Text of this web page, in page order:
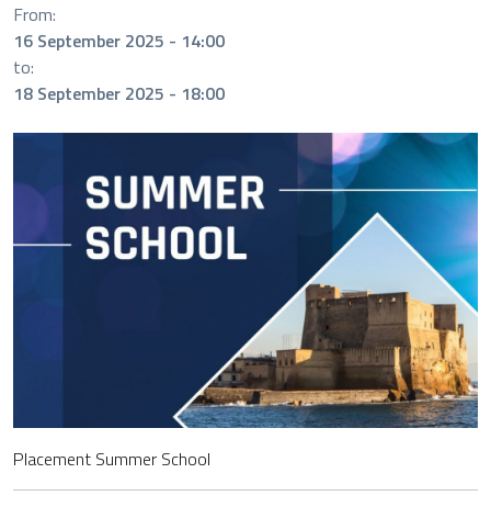
From:
16 September 2025 - 14:00
to:
18 September 2025 - 18:00
Placement Summer School